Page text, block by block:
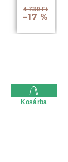
4 739 Ft
–17 %
Kosárba